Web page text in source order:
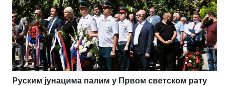
Руским јунацима палим у Првом светском рату